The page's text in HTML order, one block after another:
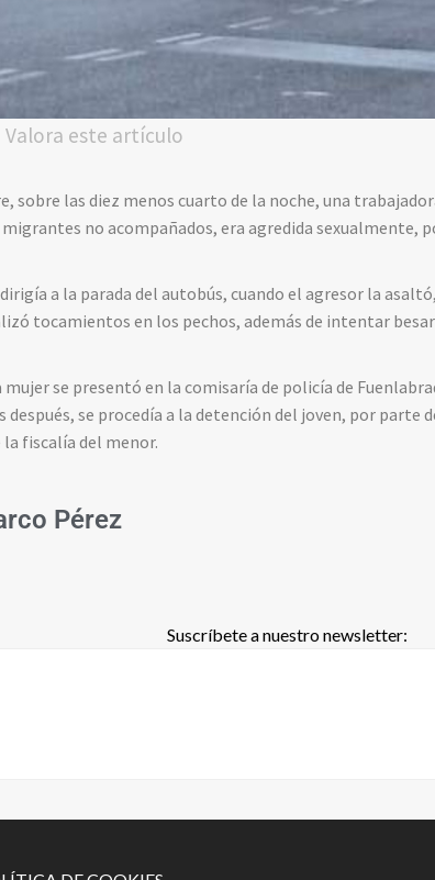
Valora este artículo
sobre las diez menos cuarto de la noche, una
no acompañados, era agredida sexualmente,
a la parada del autobús, cuando el agresor la
tocamientos en los pechos, además de intentar
mujer se presentó en la comisaría de policía de
después, se procedía a la detención del joven, por parte
la fiscalía del menor.
Pérez
Suscríbete a nuestro newsletter: